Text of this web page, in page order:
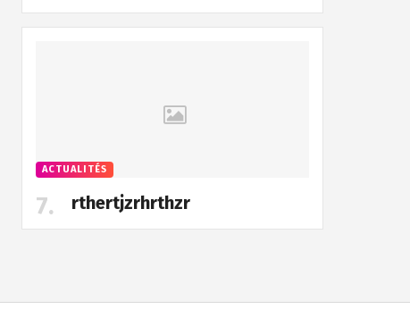
ACTUALITÉS
rthertjzrhrthzr